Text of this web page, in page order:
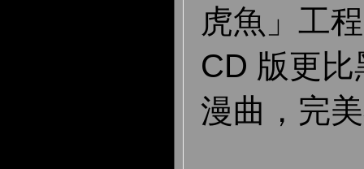
虎魚」工
CD 版更
漫曲，完